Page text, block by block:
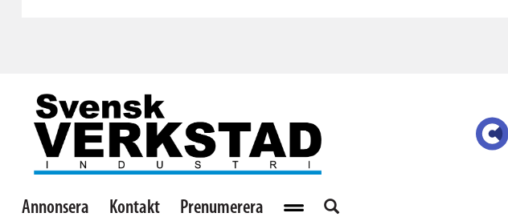
Annonsera Kontakt Prenumerera